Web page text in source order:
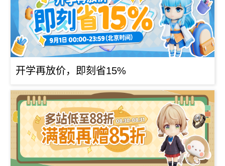
开学再放价，即刻省15%